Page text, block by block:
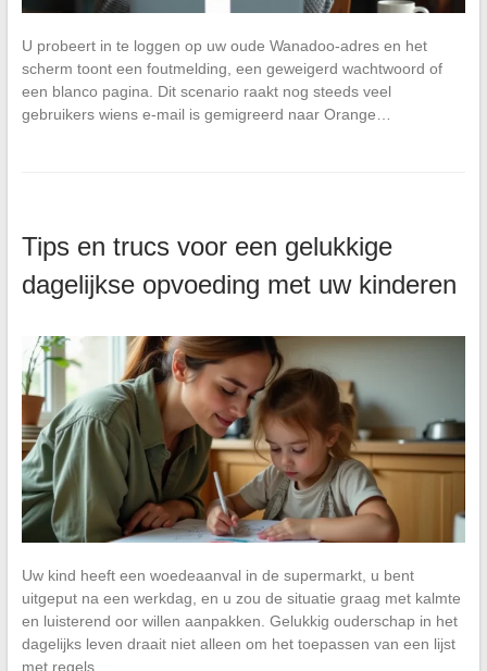
U probeert in te loggen op uw oude Wanadoo-adres en het
scherm toont een foutmelding, een geweigerd wachtwoord of
een blanco pagina. Dit scenario raakt nog steeds veel
gebruikers wiens e-mail is gemigreerd naar Orange…
Tips en trucs voor een gelukkige
dagelijkse opvoeding met uw kinderen
Uw kind heeft een woedeaanval in de supermarkt, u bent
uitgeput na een werkdag, en u zou de situatie graag met kalmte
en luisterend oor willen aanpakken. Gelukkig ouderschap in het
dagelijks leven draait niet alleen om het toepassen van een lijst
met regels.…